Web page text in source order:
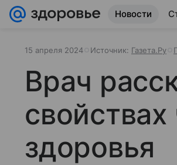
Новости
15 апреля 2024 Источник: Газета.Ру
Врач
здоровья